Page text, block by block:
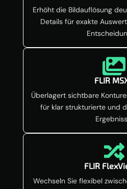
Erhöht die Bildauflösung
Details für exakte

FLIR
Überlagert sichtbare
für klar strukturierte und

FLIR
Wechseln Sie flexibel